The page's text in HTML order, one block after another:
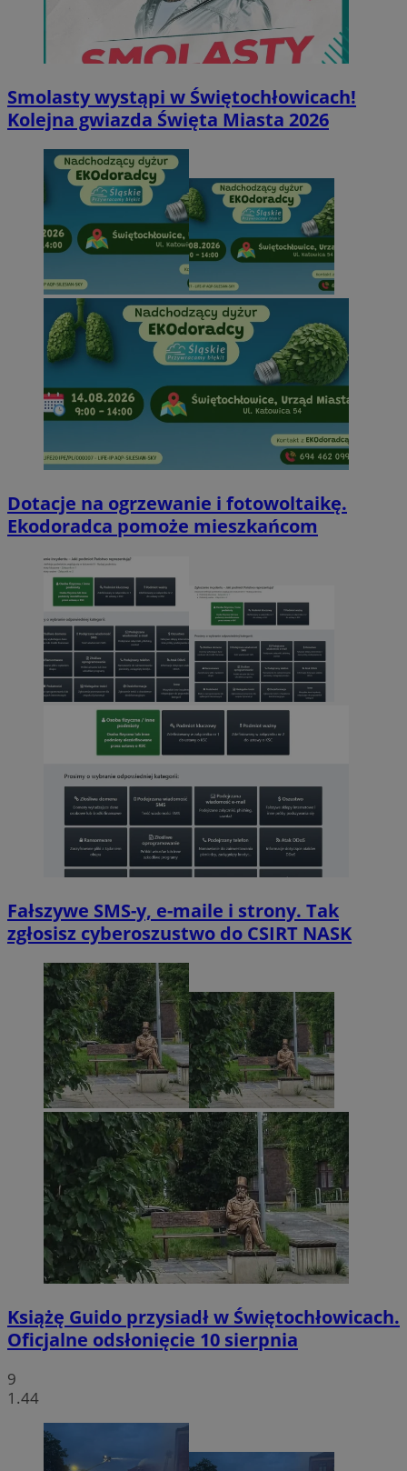
Smolasty wystąpi w Świętochłowicach!
Kolejna gwiazda Święta Miasta 2026
Dotacje na ogrzewanie i fotowoltaikę.
Ekodoradca pomoże mieszkańcom
Fałszywe SMS-y, e-maile i strony. Tak
zgłosisz cyberoszustwo do CSIRT NASK
Książę Guido przysiadł w Świętochłowicach.
Oficjalne odsłonięcie 10 sierpnia
9
1.44